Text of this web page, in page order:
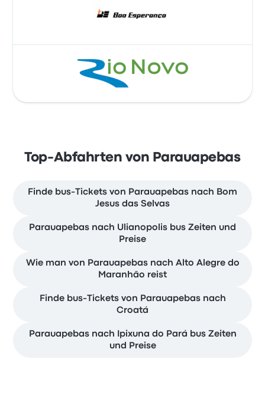
Top-Abfahrten von Parauapebas
Finde bus-Tickets von Parauapebas nach Bom
Jesus das Selvas
Parauapebas nach Ulianopolis bus Zeiten und
Preise
Wie man von Parauapebas nach Alto Alegre do
Maranhão reist
Finde bus-Tickets von Parauapebas nach
Croatá
Parauapebas nach Ipixuna do Pará bus Zeiten
und Preise